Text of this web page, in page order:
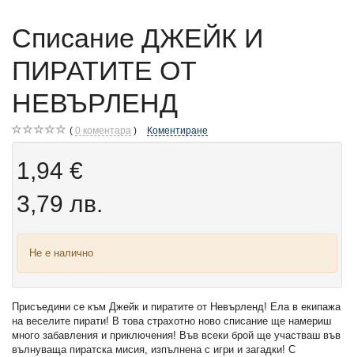
Списание ДЖЕЙК И
ПИРАТИТЕ ОТ
НЕВЪРЛЕНД
0 коментара Коментиране
1,94 €
3,79 лв.
Не е налично
Присъедини се към Джейк и пиратите от Невърленд! Ела в екипажа
на веселите пирати! В това страхотно ново списание ще намериш
много забавления и приключения! Във всеки брой ще участваш във
вълнуваща пиратска мисия, изпълнена с игри и загадки! С